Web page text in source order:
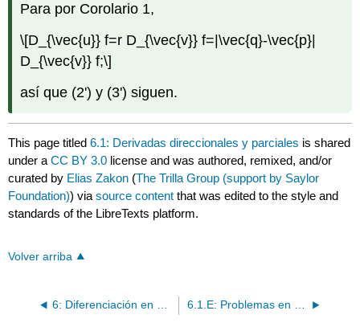
Para por Corolario 1,
\[D_{\vec{u}} f=r D_{\vec{v}} f=|\vec{q}-\vec{p}|
D_{\vec{v}} f;\]
así que (2') y (3') siguen.
This page titled6.1: Derivadas direccionales y parciales is shared
under aCC BY 3.0 license and was authored, remixed, and/or
curated by Elias Zakon (The Trilla Group (support by Saylor
Foundation)) viasource content that was edited to the style and
standards of the LibreTexts platform.
Volver arriba